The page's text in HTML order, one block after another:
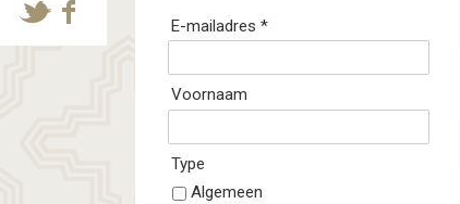
E-mailadres *
Voornaam
Type
Algemeen